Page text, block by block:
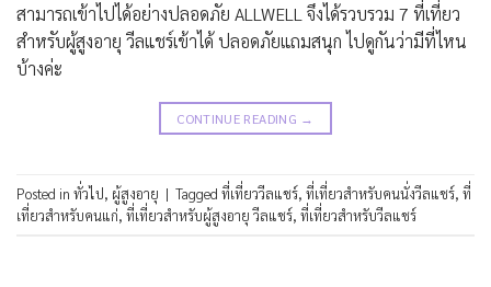
สามารถเข้าไปได้อย่างปลอดภัย ALLWELL จึงได้รวบรวม 7 ที่เที่ยว
สำหรับผู้สูงอายุ วีลแชร์เข้าได้ ปลอดภัยแถมสนุก ไปดูกันว่ามีที่ไหน
บ้างค่ะ
CONTINUE READING →
Posted in ทั่วไป, ผู้สูงอายุ | Tagged ที่เที่ยววีลแชร์, ที่เที่ยวสำหรับคนนั่งวีลแชร์, ที่
เที่ยวสำหรับคนแก่, ที่เที่ยวสำหรับผู้สูงอายุ วีลแชร์, ที่เที่ยวสำหรับวีลแชร์